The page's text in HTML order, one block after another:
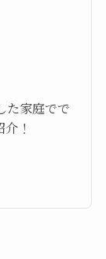
た家庭でで
！